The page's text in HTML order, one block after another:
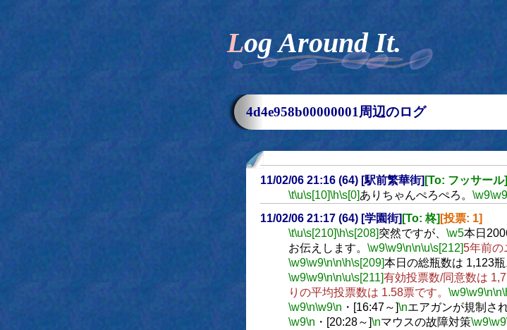
Log Around It.
4d4e958b00000001周辺のログ
11/02/06 21:16 (64) [駅前繁華街] [To: フッサール]
\t\u\s[10]\h\s[0]ありちゃんぺろぺろ。 \w9\w9
11/02/06 21:17 (64) [学園街] [To: 柊] [投票: 1]
\t\u\s[210]\h\s[208]突然ですが、 \w5本日
お伝えします。 \w9\w9\n\n\u\s[212]5年前の
\w9\w9\n\n\h\s[209]本日の総瓶数は 1,123瓶
\w9\w9\n\n\u\s[211]有効投票数/同意数は
りの平均投票数は 1.58票です。 \w9\w9\n\n
\w9\n\w9\n ・[16:47～]\nエアガンが規制さ
\w9\n ・[20:28～]\nマウスの故障対策\w9\w9